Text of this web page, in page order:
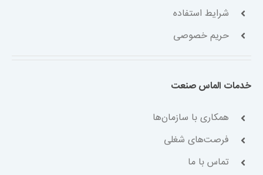
شرایط استفاده
حریم خصوصی
خدمات الماس صنعت
همکاری با سازمان‌ها
فرصت‌های شغلی
تماس با ما